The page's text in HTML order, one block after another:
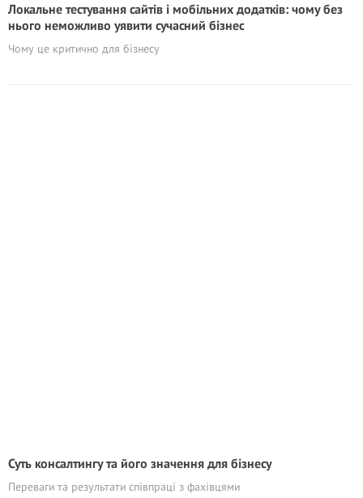
Локальне тестування сайтів і мобільних додатків: чому без
нього неможливо уявити сучасний бізнес
Чому це критично для бізнесу
Суть консалтингу та його значення для бізнесу
Переваги та результати співпраці з фахівцями